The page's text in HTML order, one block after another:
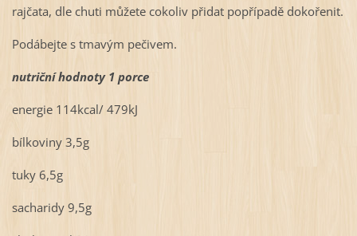
rajčata, dle chuti můžete cokoliv přidat popřípadě dokořenit.
Podábejte s tmavým pečivem.
nutriční hodnoty 1 porce
energie 114kcal/ 479kJ
bílkoviny 3,5g
tuky 6,5g
sacharidy 9,5g